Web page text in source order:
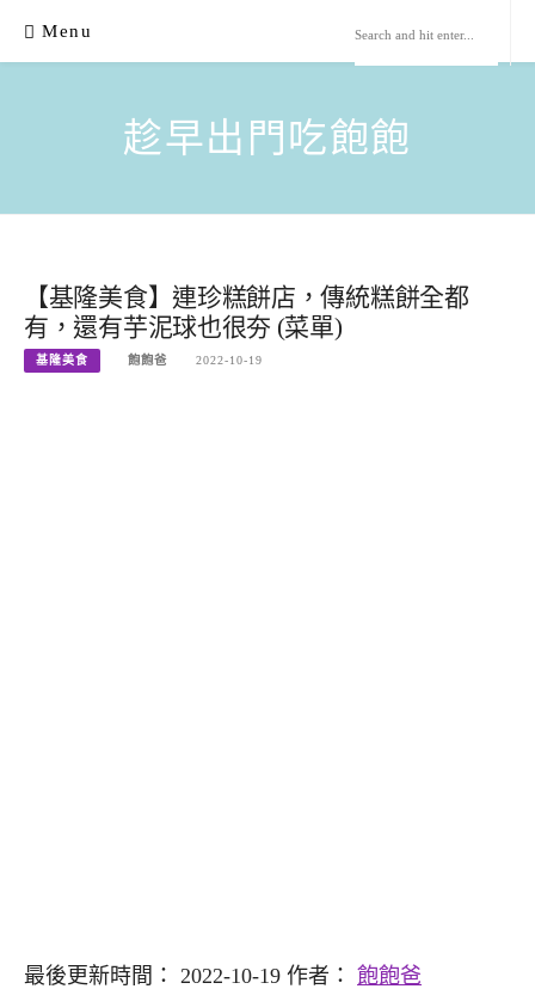
content
Menu
趁早出門吃飽飽
【基隆美食】連珍糕餅店，傳統糕餅全都
有，還有芋泥球也很夯 (菜單)
基隆美食 飽飽爸 2022-10-19
最後更新時間： 2022-10-19 作者： 飽飽爸